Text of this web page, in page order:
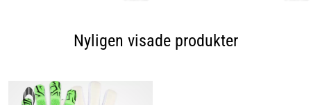
Nyligen visade produkter